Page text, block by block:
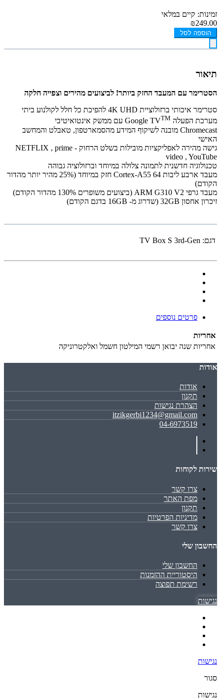
זמינות: קיים במלאי
₪249.00
הוספה לסל
תיאור
הסטרימר עם המעבד החזק ביותר! לביצועים מהירים וצפייה חלקה
סטרימר איכותי ברזולוציית 4K UHD להפיכת כל חלל לקולנוע ביתי
מערכת הפעלה Google TV TM
עם ממשק אינטואיטיבי
Chromecast מובנה לשיקוף המידע מהסמארטפון, טאבלט והמחשב
האישי
גישה מהירה לאפליקציות מובילות בשלט הרחוק - NETFLIX , prime
video , YouTube
טכנולוגיה חדשנית לתמונה צלולה במיוחד וברזולוציה גבוהה
מעבד ארבע ליבות Cortex-A55 64 חזק במיוחד (25% מהיר יותר מהדור
הקודם)
מעבד גרפי ARM G310 V2 (ביצועים משופרים 130% מהדור הקודם)
זיכרון אחסון 32GB (שדרוג מ- 16GB בדגם הקודם)
דגם: TV Box S 3rd-Gen
פרטים נוספים
אחריות
אחריות שנה יבואן רשמי המילטון חשמל ואלקטרוניקה
אודות
אודות
תקנון
הצהרת נגישות
itzikgerbi1234@gmail.com
04-6973519
שירות לקוחות
צרו קשר
מפת האתר
תקנון
מדיניות הפרטיות
צרו קשר
החשבון שלי
החשבון שלי
היסטוריית ההזמנות
רשימת תפוצה
נגישות
נגישות
סגור
נגישות